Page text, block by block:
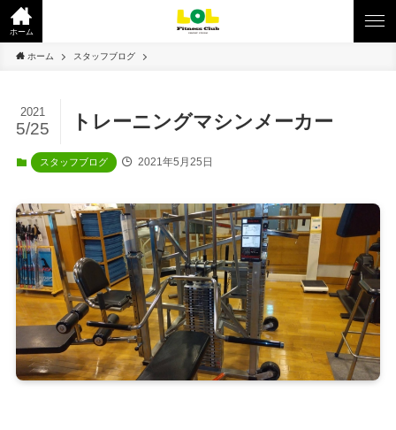
ホーム
ホーム スタッフブログ
トレーニングマシンメーカー
2021
5/25
スタッフブログ 2021年5月25日